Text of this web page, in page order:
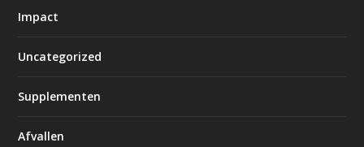
Impact
Uncategorized
Supplementen
Afvallen